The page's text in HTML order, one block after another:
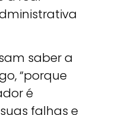
saber a
“porque
é
falhas e